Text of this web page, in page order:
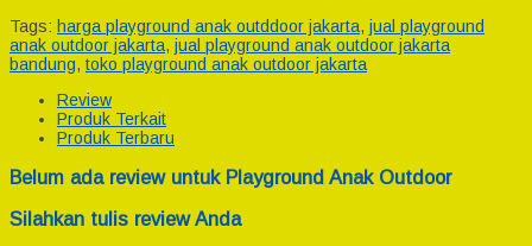
Tags: harga playground anak outddoor jakarta, jual playground
anak outdoor jakarta, jual playground anak outdoor jakarta
bandung, toko playground anak outdoor jakarta
Review
Produk Terkait
Produk Terbaru
Belum ada review untuk Playground Anak Outdoor
Silahkan tulis review Anda